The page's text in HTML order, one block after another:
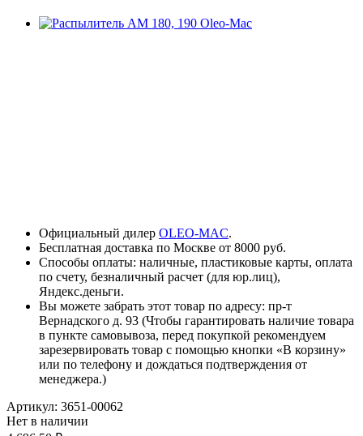
Официальный дилер OLEO-MAC.
Бесплатная доставка по Москве от 8000 руб.
Способы оплаты: наличные, пластиковые карты, оплата
по счету, безналичный расчет (для юр.лиц),
Яндекс.деньги.
Вы можете забрать этот товар по адресу: пр-т
Вернадского д. 93 (Чтобы гарантировать наличие товара
в пункте самовывоза, перед покупкой рекомендуем
зарезервировать товар с помощью кнопки «В корзину»
или по телефону и дождаться подтверждения от
менеджера.)
Артикул: 3651-00062
Нет в наличии